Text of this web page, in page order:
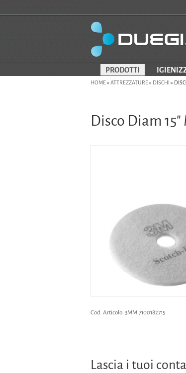
PRODOTTI
HOME» ATTREZZATURE» DISCHI »
Disco Diam
Cod. Articolo: 3MM.7100182715
Lascia i tuoi